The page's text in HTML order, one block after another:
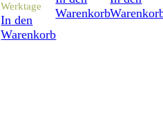
Werktage
In den
Warenkorb
Warenkorb